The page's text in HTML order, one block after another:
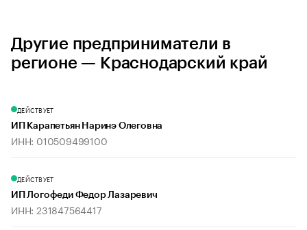
Другие предприниматели в
регионе — Краснодарский край
ДЕЙСТВУЕТ
ИП Карапетьян Наринэ Олеговна
ИНН: 010509499100
ДЕЙСТВУЕТ
ИП Логофеди Федор Лазаревич
ИНН: 231847564417